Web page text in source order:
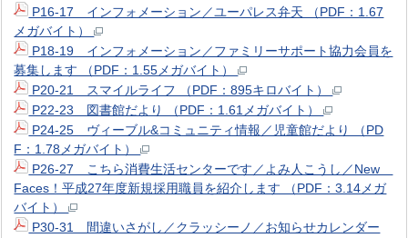
P16-17 インフォメーション／ユーパレス弁天 （PDF：1.67
メガバイト）
P18-19 インフォメーション／ファミリーサポート協力会員を
募集します （PDF：1.55メガバイト）
P20-21 スマイルライフ （PDF：895キロバイト）
P22-23 図書館だより （PDF：1.61メガバイト）
P24-25 ヴィーブル&コミュニティ情報／児童館だより （PD
F：1.78メガバイト）
P26-27 こちら消費生活センターです／よみ人こうし／New
Faces！平成27年度新規採用職員を紹介します （PDF：3.14メガ
バイト）
P30-31 間違いさがし／クラッシーノ／お知らせカレンダー